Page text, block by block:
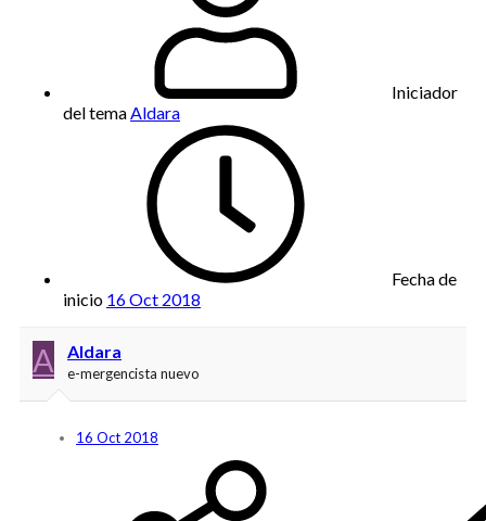
Iniciador
del temaAldara
Fecha de
inicio 16 Oct 2018
A Aldara
e-mergencista nuevo
16 Oct 2018